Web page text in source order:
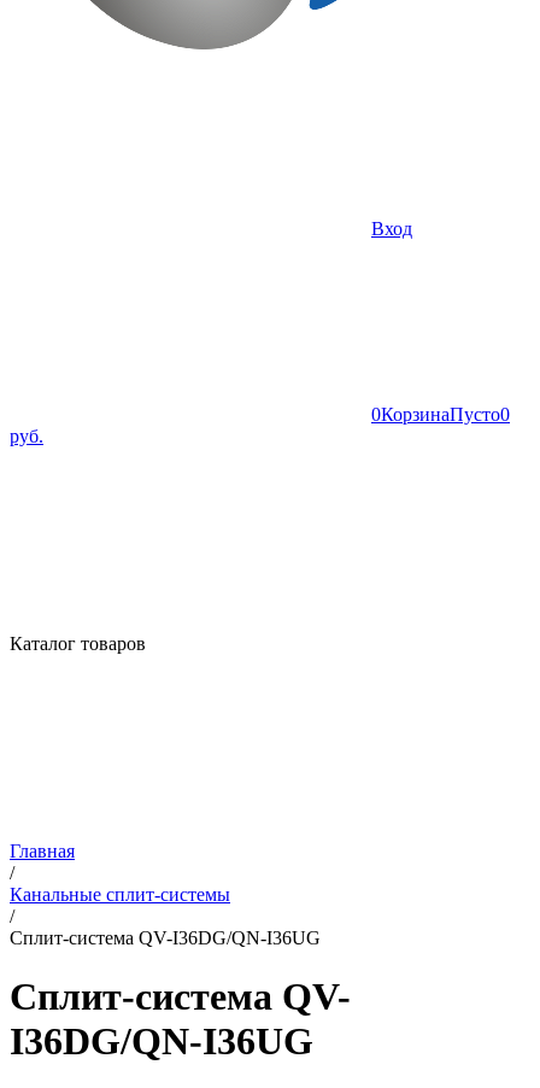
Вход
0КорзинаПусто0
руб.
Каталог товаров
Главная
/
Канальные сплит-системы
/
Сплит-система QV-I36DG/QN-I36UG
Сплит-система QV-
I36DG/QN-I36UG